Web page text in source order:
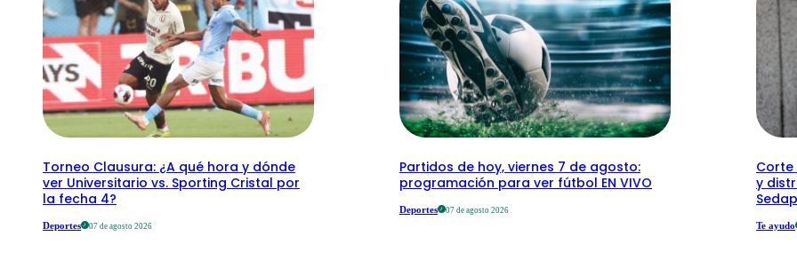
Torneo Clausura: ¿A qué hora y dónde
ver Universitario vs. Sporting Cristal por
la fecha 4?
Deportes 07 de agosto 2026
Partidos de hoy, viernes 7 de agosto:
programación para ver fútbol EN VIVO
Deportes 07 de agosto 2026
Corte
y
Te ayudo